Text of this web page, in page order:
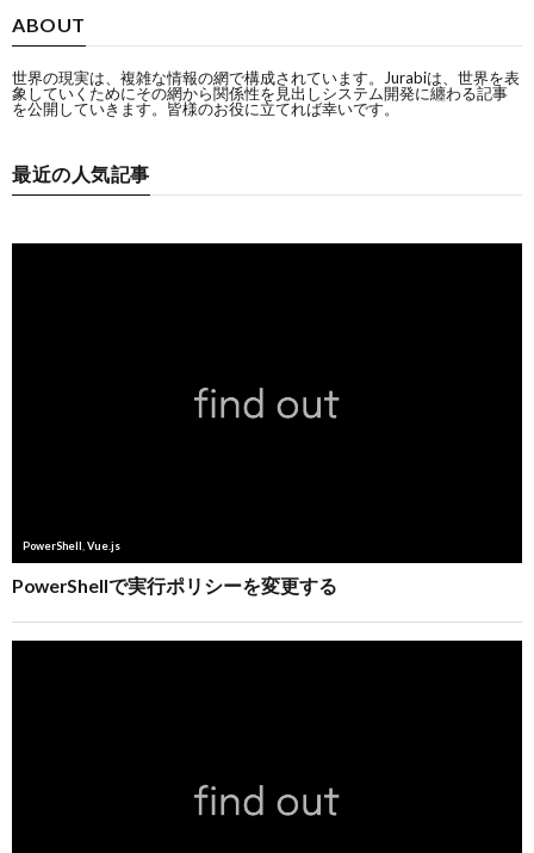
ABOUT
世界の現実は、複雑な情報の網で構成されています。Jurabiは、世界を表
象していくためにその網から関係性を見出しシステム開発に纏わる記事
を公開していきます。皆様のお役に立てれば幸いです。
最近の人気記事